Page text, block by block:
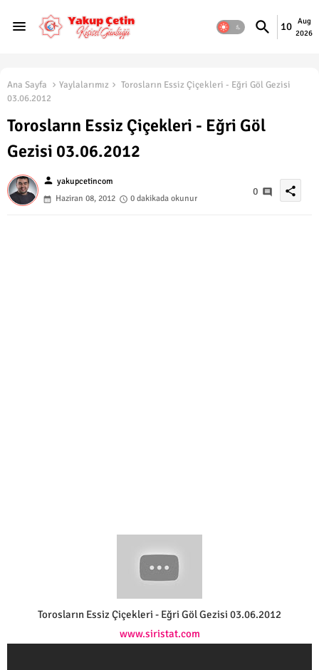
10
Aug
2026
Ana Sayfa Yaylalarımız
Torosların Essiz Çiçekleri - Eğri Göl Gezisi
03.06.2012
Torosların Essiz Çiçekleri - Eğri Göl
Gezisi 03.06.2012
person yakupcetincom
Haziran 08, 2012
0 dakikada okunur
0 share
Torosların Essiz Çiçekleri - Eğri Göl Gezisi 03.06.2012
www.siristat.com